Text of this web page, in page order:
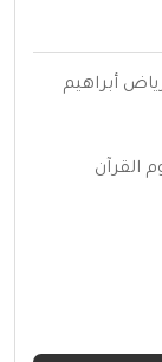
أبراهيم
القرآن